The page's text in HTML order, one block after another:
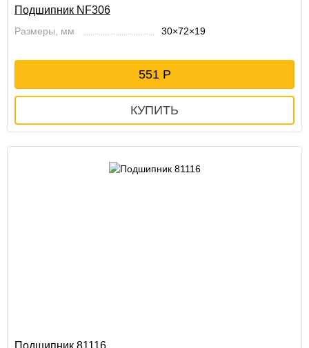
Подшипник NF306
Размеры, мм 30×72×19
551
Подшипник 81116